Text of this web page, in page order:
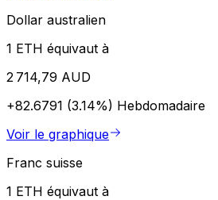
Dollar australien
1 ETH équivaut à
2 714,79 AUD
+82.6791 (3.14%) Hebdomadaire
Voir le graphique
Franc suisse
1 ETH équivaut à